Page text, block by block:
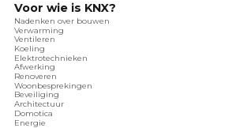
Voor wie is KNX?
Nadenken over bouwen
Verwarming
Ventileren
Koeling
Elektrotechnieken
Afwerking
Renoveren
Woonbesprekingen
Beveiliging
Architectuur
Domotica
Energie